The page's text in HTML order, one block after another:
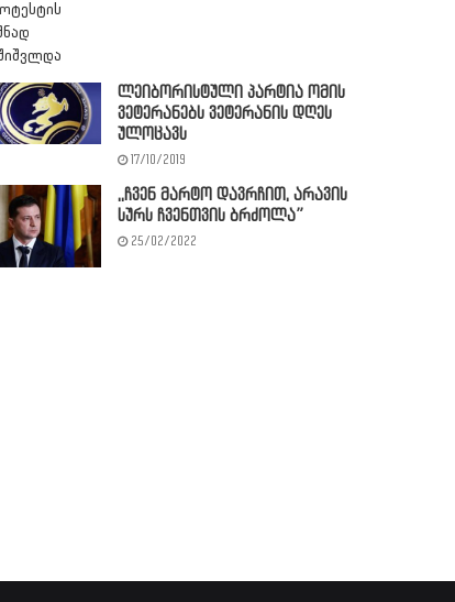
ლეიბორისტული პარტია ომის
ვეტერანებს ვეტერანის დღეს
ულოცავს
17/10/2019
,,ჩვენ მარტო დავრჩით, არავის
სურს ჩვენთვის ბრძოლა”
25/02/2022